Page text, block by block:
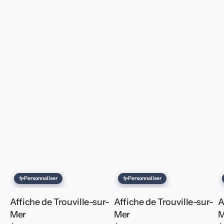
✨Personnaliser
Affiche de Trouville-sur-
Mer
✨Personnaliser
Affiche de Trouville-sur-
Mer